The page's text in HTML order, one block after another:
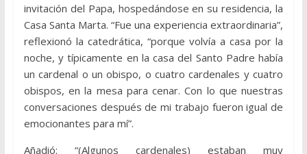
invitación del Papa, hospedándose en su residencia, la
Casa Santa Marta. “Fue una experiencia extraordinaria”,
reflexionó la catedrática, “porque volvía a casa por la
noche, y típicamente en la casa del Santo Padre había
un cardenal o un obispo, o cuatro cardenales y cuatro
obispos, en la mesa para cenar. Con lo que nuestras
conversaciones después de mi trabajo fueron igual de
emocionantes para mí”.
Añadió: “(Algunos cardenales) estaban muy